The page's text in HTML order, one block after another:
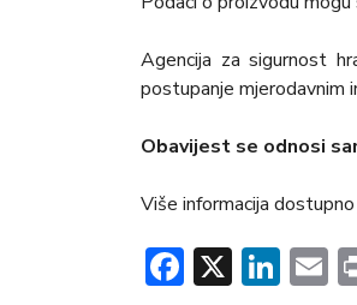
Agencija za sigurnost
postupanje mjerodavnim
Obavijest se odnosi
Više informacija
Facebook
X